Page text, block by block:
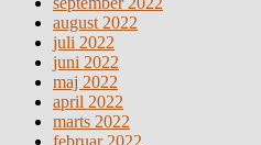
august 2022
juli 2022
juni 2022
maj 2022
april 2022
marts 2022
februar 2022